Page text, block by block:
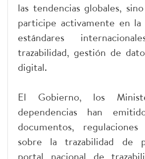
las tendencias globales,
participe activamente en
estándares
trazabilidad, gestión de
digital.
El Gobierno, los
dependencias han
documentos,
sobre la trazabilidad de
portal nacional de